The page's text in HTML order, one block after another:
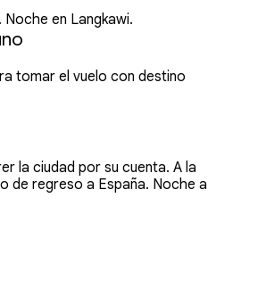
en Langkawi.
tomar el vuelo con destino
la ciudad por su cuenta. A la
de regreso a España. Noche a